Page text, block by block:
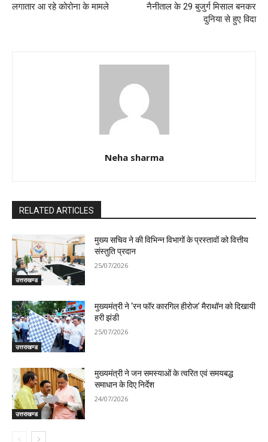
लगातार आ रहे कोरोना के मामले
नैनीताल के 29 बुजुर्ग मिसाल बनकर
दुनिया से हुए विदा
Neha sharma
RELATED ARTICLES
उत्तराखण्ड
मुख्य सचिव ने की विभिन्न विभागों के प्रस्तावों को वित्तीय
संस्तुति प्रदान
25/07/2026
उत्तराखण्ड
मुख्यमंत्री ने ‘रन फॉर कारगिल हीरोज’ मैराथॉन को दिखायी
हरी झंडी
25/07/2026
उत्तराखण्ड
मुख्यमंत्री ने जन समस्याओं के त्वरित एवं समयबद्ध
समाधान के दिए निर्देश
24/07/2026